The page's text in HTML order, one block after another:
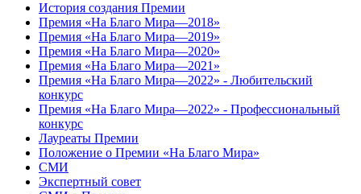
История создания Премии
Премия «На Благо Мира—2018»
Премия «На Благо Мира—2019»
Премия «На Благо Мира—2020»
Премия «На Благо Мира—2021»
Премия «На Благо Мира—2022» - Любительский
конкурс
Премия «На Благо Мира—2022» - Профессиональный
конкурс
Лауреаты Премии
Положение о Премии «На Благо Мира»
СМИ
Экспертный совет